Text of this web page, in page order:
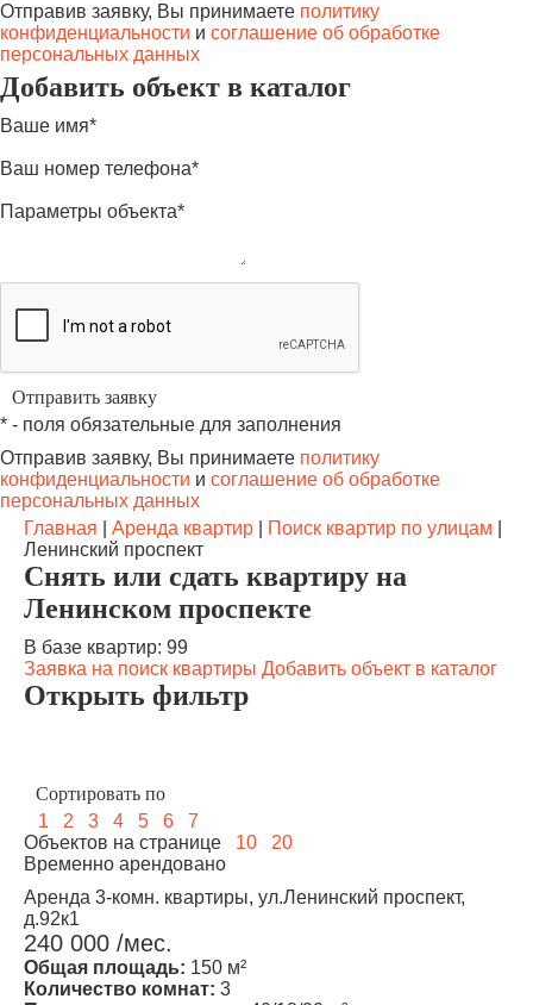
Отправив заявку, Вы принимаете политику
конфиденциальности и соглашение об обработке
персональных данных
Добавить объект в каталог
Ваше имя*
Ваш номер телефона*
Параметры объекта*
* - поля обязательные для заполнения
Отправив заявку, Вы принимаете политику
конфиденциальности и соглашение об обработке
персональных данных
Главная
Аренда квартир Поиск квартир по улицам
Ленинский проспект
Снять или сдать квартиру на
Ленинском проспекте
В базе квартир: 99
Заявка на поиск квартиры Добавить объект в каталог
Открыть фильтр
1 2 3 4 5 6
7
Объектов на странице
10
20
Временно арендовано
Аренда 3-комн. квартиры, ул.Ленинский проспект,
д.92к1
240 000 /мес.
Общая площадь: 150 м²
Количество комнат: 3